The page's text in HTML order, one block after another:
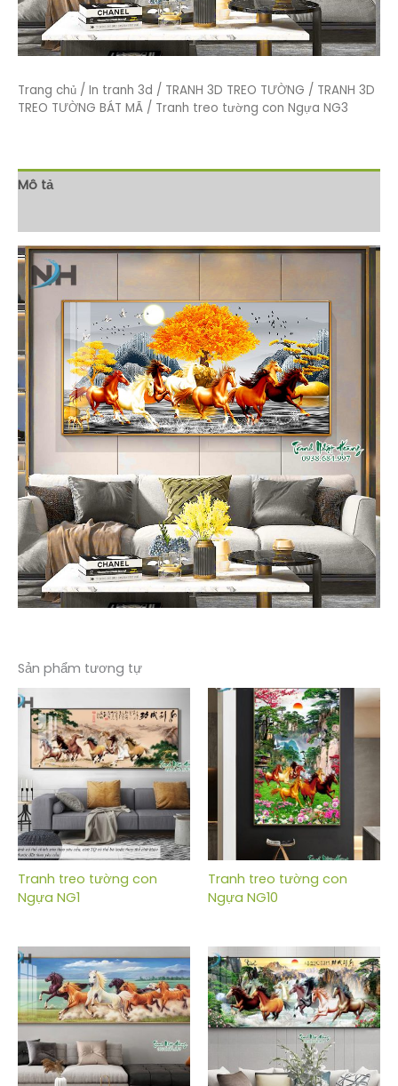
Trang chủ / In tranh 3d / TRANH 3D TREO TƯỜNG / TRANH 3D
TREO TƯỜNG BÁT MÃ / Tranh treo tường con Ngựa NG3
Mô tả
Sản phẩm tương tự
Tranh treo tường con
Ngựa NG1
Tranh treo tường con
Ngựa NG10